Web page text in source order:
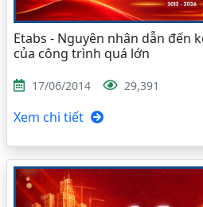
Etabs - Nguyên nhân dẫn đến
của công trình quá lớn
17/06/2014 29,391
Xem chi tiết